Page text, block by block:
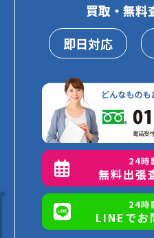
買取・無料
即日対応
24時
無料出張
24時
LINEでお